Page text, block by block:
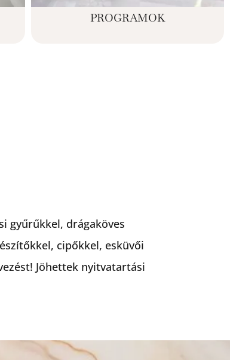
PROGRAMOK
gyűrűkkel, drágaköves
cipőkkel, esküvői
Jöhettek nyitvatartási